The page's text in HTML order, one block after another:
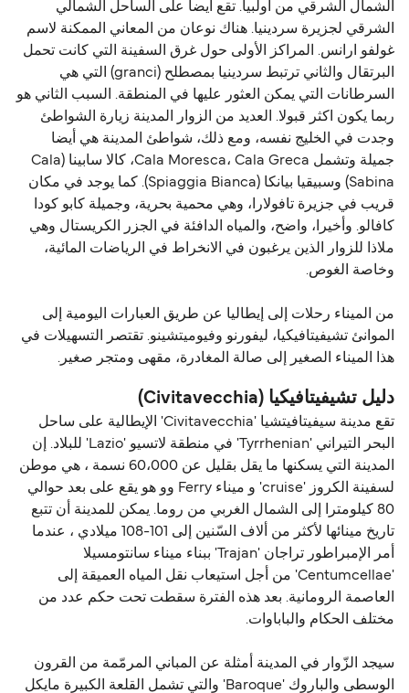
الشمال الشرقي من أولبيا. تقع أيضا على الساحل الشمالي
الشرقي لجزيرة سردينيا. هناك نوعان من المعاني الممكنة لاسم
غولفو ارانس. المراكز الأولى حول غرق السفينة التي كانت تحمل
البرتقال والثاني ترتبط سردينيا بمصطلح (granci) التي هي
السرطانات التي يمكن العثور عليها في المنطقة. السبب الثاني هو
ربما يكون اكثر قبولا. العديد من الزوار المدينة زيارة الشواطئ
وجدت في الخليج نفسه، ومع ذلك، شواطئ المدينة هي أيضا
جميلة وتشمل Cala Moresca، Cala Greca، كالا سابينا (Cala
Sabina) وسبيقيا بيانكا (Spiaggia Bianca). كما يوجد في مكان
قريب في جزيرة تافولارا، وهي محمية بحرية، وجميلة كابو كودا
كافالو. وأخيرا، واضح، والمياه الدافئة في الجزر الكريستال وهي
ملاذا للزوار الذين يرغبون في الانخراط في الرياضات المائية،
وخاصة الغوص.
من الميناء رحلات إلى إيطاليا عن طريق العبارات اليومية إلى
الموانئ تشيفيتافيكيا، ليفورنو وفيوميتشينو. تقتصر التسهيلات في
هذا الميناء الصغير إلى صالة المغادرة، مقهى ومتجر صغير.
دليل تشيفيتافيكيا (Civitavecchia)
تقع مدينة سيفيتافيتشيا 'Civitavecchia' الإيطالية على ساحل
البحر التيراني 'Tyrrhenian' في منطقة لاتسيو 'Lazio' للبلاد. إن
المدينة التي يسكنها ما يقل بقليل عن 60،000 نسمة ، هي موطن
لسفينة الكروز 'cruise' و ميناء Ferry وو هو يقع على بعد حوالي
80 كيلومترا إلى الشمال الغربي من روما. يمكن للمدينة أن تتبع
تاريخ مينائها لأكثر من ألاف السّنين إلى 101-108 ميلادي ، عندما
أمر الإمبراطور تراجان 'Trajan' ببناء ميناء سانتومسيلا
'Centumcellae' من أجل استيعاب نقل المياه العميقة إلى
العاصمة الرومانية. بعد هذه الفترة سقطت تحت حكم عدد من
مختلف الحكام والباباوات.
سيجد الزّوار في المدينة أمثلة عن المباني المرمّمة من القرون
الوسطى والباروك 'Baroque' والتي تشمل القلعة الكبيرة مايكل